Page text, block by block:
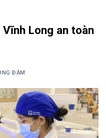
Long an toàn
ĐẬM